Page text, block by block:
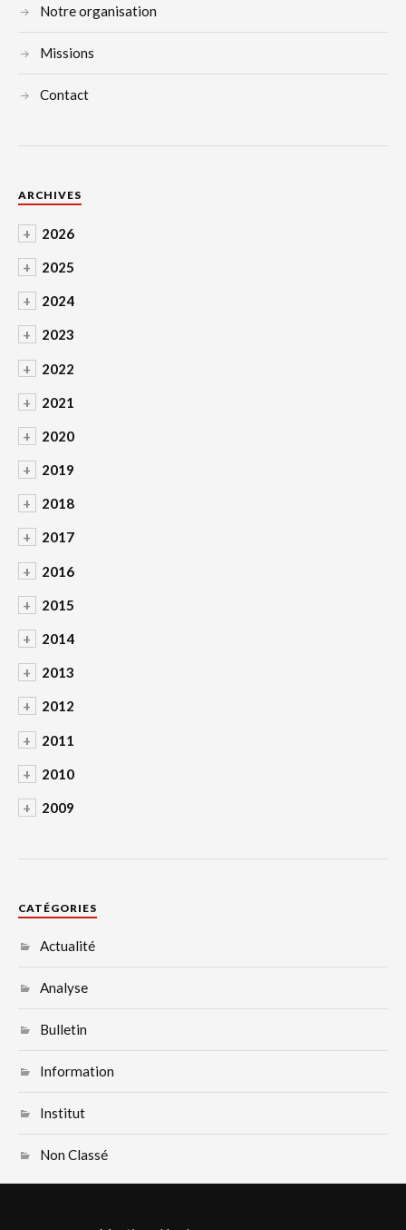
Notre organisation
Missions
Contact
ARCHIVES
+ 2026
+ 2025
+ 2024
+ 2023
+ 2022
+ 2021
+ 2020
+ 2019
+ 2018
+ 2017
+ 2016
+ 2015
+ 2014
+ 2013
+ 2012
+ 2011
+ 2010
+ 2009
CATÉGORIES
Actualité
Analyse
Bulletin
Information
Institut
Non Classé